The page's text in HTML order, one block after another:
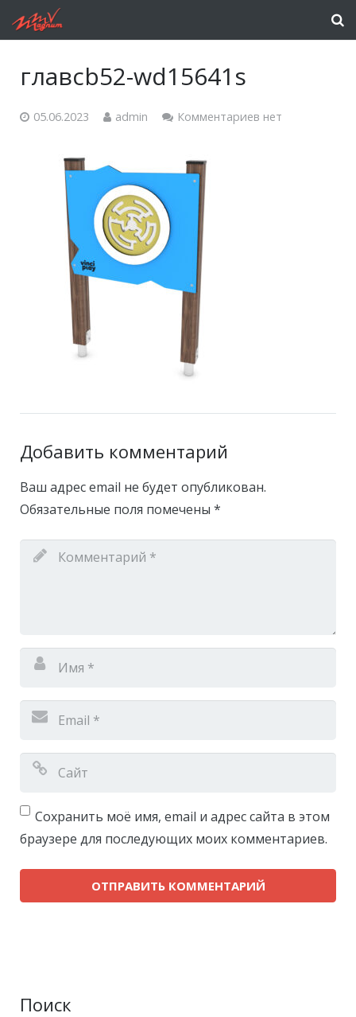
главcb52-wd15641s
05.06.2023 admin Комментариев нет
Добавить комментарий
Ваш адрес email не будет опубликован.
Обязательные поля помечены *
Сохранить моё имя, email и адрес сайта в этом
браузере для последующих моих комментариев.
Поиск